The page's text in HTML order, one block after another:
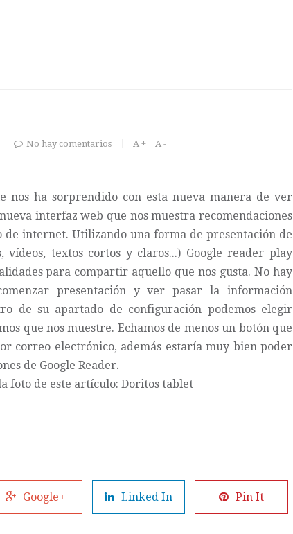
No hay comentarios A + A -
nos ha sorprendido con esta nueva manera de ver
interfaz web que nos muestra recomendaciones
de internet. Utilizando una forma de presentación de
vídeos, textos cortos y claros...) Google reader play
para compartir aquello que nos gusta. No hay
presentación y ver pasar la información
de su apartado de configuración podemos elegir
que nos muestre. Echamos de menos un botón que
correo electrónico, además estaría muy bien poder
de Google Reader.
foto de este artículo: Doritos tablet
Google+ Linked In Pin It